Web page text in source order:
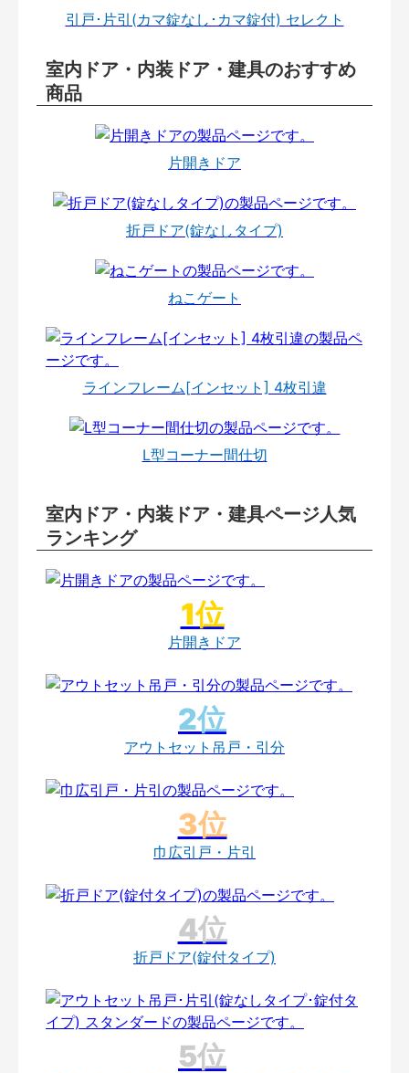
引戸･片引(カマ錠なし･カマ錠付) セレクト
室内ドア・内装ドア・建具のおすすめ
商品
片開きドア
折戸ドア(錠なしタイプ)
ねこゲート
ラインフレーム[インセット] 4枚引違
L型コーナー間仕切
室内ドア・内装ドア・建具ページ人気
ランキング
片開きドア
アウトセット吊戸・引分
巾広引戸・片引
折戸ドア(錠付タイプ)